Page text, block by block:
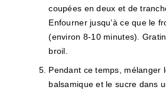
coupées en deux et de
Enfourner jusqu’à ce que le
(environ 8-10 minutes).
broil.
Pendant ce temps, mélanger
balsamique et le sucre dans